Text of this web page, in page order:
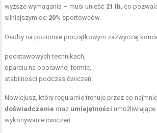
wyższe wymagania – musi unieść 21 lb, co
silniejszym od 20% sportowców.
Osoby na poziomie początkowym zazwyczaj
podstawowych technikach,
oparciu na poprawnej formie,
stabilności podczas ćwiczeń.
Nowicjusz, który regularnie trenuje przez co
doświadczenie oraz umiejętności
wykonywanie ćwiczeń.